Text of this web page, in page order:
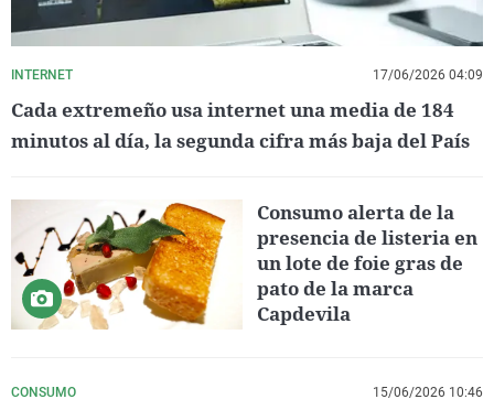
INTERNET 17/06/2026 04:09
Cada extremeño usa internet una media de 184
minutos al día, la segunda cifra más baja del País
Consumo alerta de la
presencia de listeria en
un lote de foie gras de
pato de la marca
Capdevila
CONSUMO 15/06/2026 10:46